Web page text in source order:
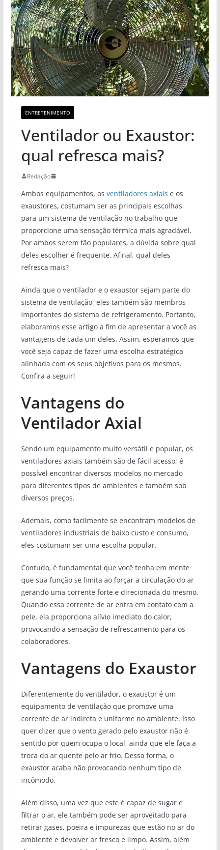
ENTRETENIMENTO
Ventilador ou Exaustor:
qual refresca mais?
Redação
Ambos equipamentos, os ventiladores axiais e os
exaustores, costumam ser as principais escolhas
para um sistema de ventilação no trabalho que
proporcione uma sensação térmica mais agradável.
Por ambos serem tão populares, a dúvida sobre qual
deles escolher é frequente. Afinal, qual deles
refresca mais?
Ainda que o ventilador e o exaustor sejam parte do
sistema de ventilação, eles também são membros
importantes do sistema de refrigeramento. Portanto,
elaboramos esse artigo a fim de apresentar a você as
vantagens de cada um deles. Assim, esperamos que
você seja capaz de fazer uma escolha estratégica
alinhada com os seus objetivos para os mesmos.
Confira a seguir!
Vantagens do
Ventilador Axial
Sendo um equipamento muito versátil e popular, os
ventiladores axiais também são de fácil acesso; é
possível encontrar diversos modelos no mercado
para diferentes tipos de ambientes e também sob
diversos preços.
Ademais, como facilmente se encontram modelos de
ventiladores industriais de baixo custo e consumo,
eles costumam ser uma escolha popular.
Contudo, é fundamental que você tenha em mente
que sua função se limita ao forçar a circulação do ar
gerando uma corrente forte e direcionada do mesmo.
Quando essa corrente de ar entra em contato com a
pele, ela proporciona alívio imediato do calor,
provocando a sensação de refrescamento para os
colaboradores.
Vantagens do Exaustor
Diferentemente do ventilador, o exaustor é um
equipamento de ventilação que promove uma
corrente de ar indireta e uniforme no ambiente. Isso
quer dizer que o vento gerado pelo exaustor não é
sentido por quem ocupa o local, ainda que ele faça a
troca do ar quente pelo ar frio. Dessa forma, o
exaustor acaba não provocando nenhum tipo de
incômodo.
Além disso, uma vez que este é capaz de sugar e
filtrar o ar, ele também pode ser aproveitado para
retirar gases, poeira e impurezas que estão no ar do
ambiente e devolver ar fresco e limpo. Assim, além